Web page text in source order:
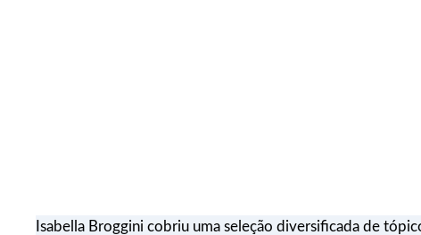
Isabella Broggini cobriu uma seleção diversificada de